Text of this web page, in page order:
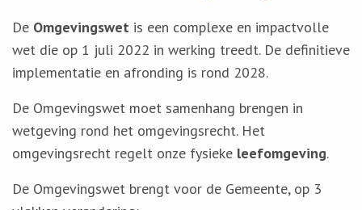
De Omgevingswet is een complexe en impactvolle
wet die op 1 juli 2022 in werking treedt. De definitieve
implementatie en afronding is rond 2028.
De Omgevingswet moet samenhang brengen in
wetgeving rond het omgevingsrecht. Het
omgevingsrecht regelt onze fysieke leefomgeving.
De Omgevingswet brengt voor de Gemeente, op 3